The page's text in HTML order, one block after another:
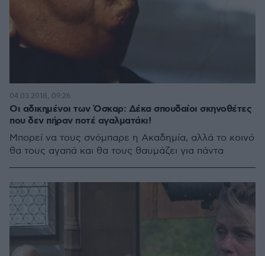
Οι αδικημένοι των Όσκαρ: Δέκα σπουδαίοι σκηνοθέτες
που δεν πήραν ποτέ αγαλματάκι!
Μπορεί να τους σνόμπαρε η Ακαδημία, αλλά το κοινό
θα τους αγαπά και θα τους θαυμάζει για πάντα
04.03.2018, 09:26